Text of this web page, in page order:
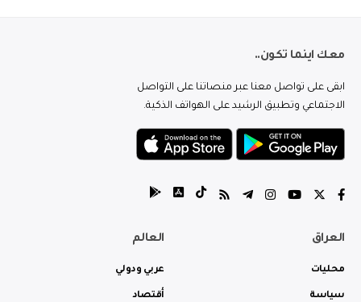
معك اينما تكون..
ابقى على تواصل معنا عبر منصاتنا على التواصل
الاجتماعي وتطبيق الرشيد على الهواتف الذكية.
العراق
محليات
سياسة
العالم
عربي ودولي
أقتصاد